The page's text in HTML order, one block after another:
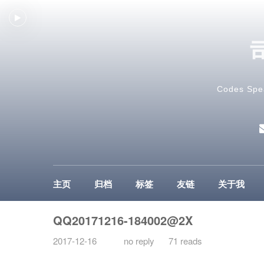
Codes
主页 归档 标签 友链 关于我
QQ20171216-184002@2X
2017-12-16 no reply 71 reads